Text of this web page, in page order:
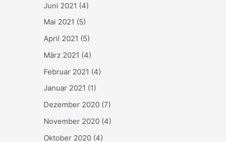
Juni 2021 (4)
Mai 2021 (5)
April 2021 (5)
März 2021 (4)
Februar 2021 (4)
Januar 2021 (1)
Dezember 2020 (7)
November 2020 (4)
Oktober 2020 (4)